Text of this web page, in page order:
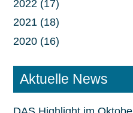
2022 (17)
2021 (18)
2020 (16)
Aktuelle News